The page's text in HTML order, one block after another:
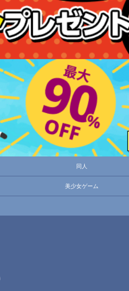
同人
美少女ゲーム